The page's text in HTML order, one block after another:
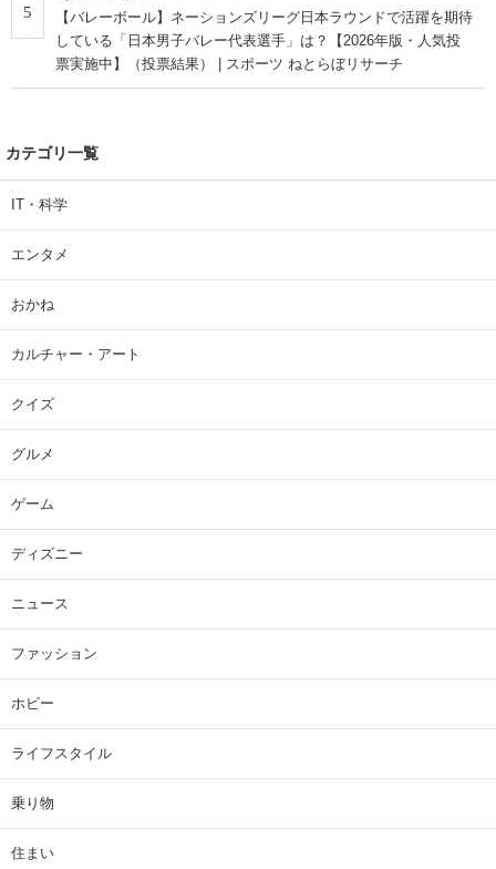
5
【バレーボール】ネーションズリーグ日本ラウンドで活躍を期待
している「日本男子バレー代表選手」は？【2026年版・人気投
票実施中】（投票結果） | スポーツ ねとらぼリサーチ
カテゴリ一覧
IT・科学
エンタメ
おかね
カルチャー・アート
クイズ
グルメ
ゲーム
ディズニー
ニュース
ファッション
ホビー
ライフスタイル
乗り物
住まい